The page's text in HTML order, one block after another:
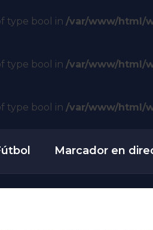
type bool in /var/www/html/
type bool in /var/www/html/
type bool in /var/www/html/
Marcador en